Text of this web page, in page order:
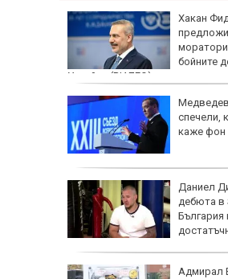
Хакан
предложи
бойните
Украйна (ВИДЕО)
спечели,
каже фон
Даниел
дебюта в
България
Адмирал